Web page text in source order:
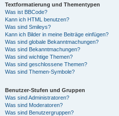
Textformatierung und Thementypen
Was ist BBCode?
Kann ich HTML benutzen?
Was sind Smileys?
Kann ich Bilder in meine Beiträge einfügen?
Was sind globale Bekanntmachungen?
Was sind Bekanntmachungen?
Was sind wichtige Themen?
Was sind geschlossene Themen?
Was sind Themen-Symbole?
Benutzer-Stufen und Gruppen
Was sind Administratoren?
Was sind Moderatoren?
Was sind Benutzergruppen?